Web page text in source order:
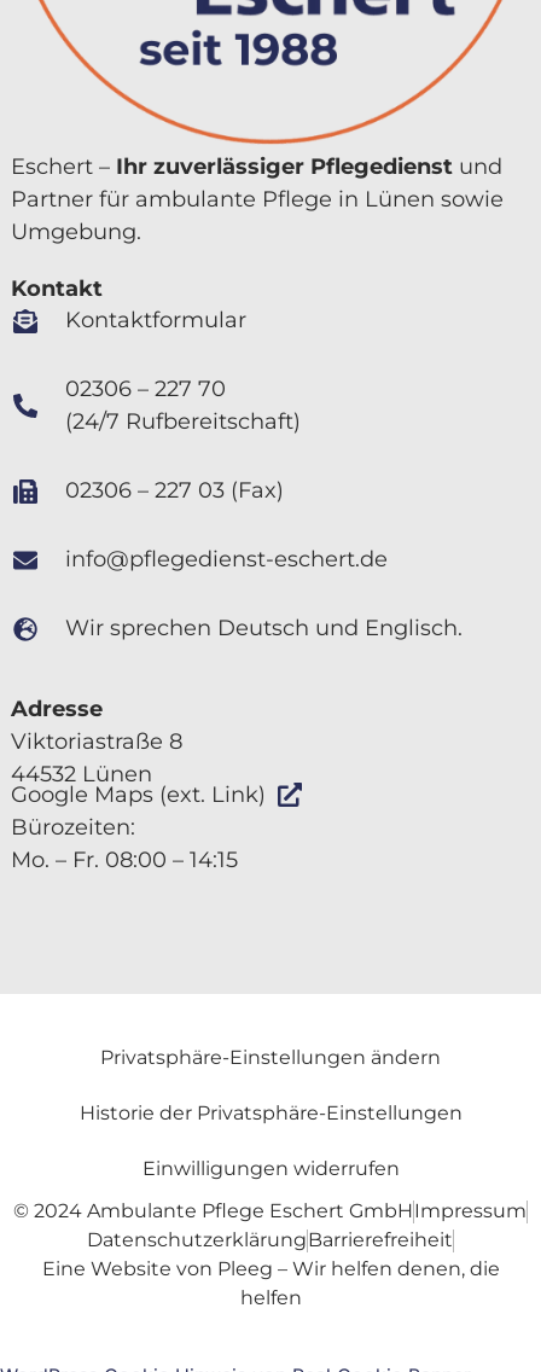
Eschert – Ihr zuver­lässiger Pflegedienstund
Partner für ambulante Pflege in Lünen sowie
Umgebung.
Kontakt
Kontaktformular
02306 – 227 70
(24/7 Rufbereitschaft)
02306 – 227 03 (Fax)
info@pflegedienst-eschert.de
Wir sprechen Deutsch und Englisch.
Adresse
Viktoriastraße 8
44532 Lünen
Google Maps (ext. Link)
Bürozeiten:
Mo. – Fr. 08:00 – 14:15
Privatsphäre-Einstellungen ändern
Historie der Privatsphäre-Einstellungen
Einwilligungen widerrufen
© 2024 Ambulante Pflege Eschert GmbHImpressum
DatenschutzerklärungBarrierefreiheit
Eine Website von Pleeg – Wir helfen denen, die
helfen